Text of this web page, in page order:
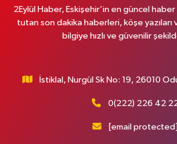
2Eylül Haber, Eskişehir’in en güncel haber
tutan son dakika haberleri, köşe
bilgiye hızlı ve güvenilir
İstiklal, Nurgül Sk No: 19, 26010
0(222) 226 42
[email protected]